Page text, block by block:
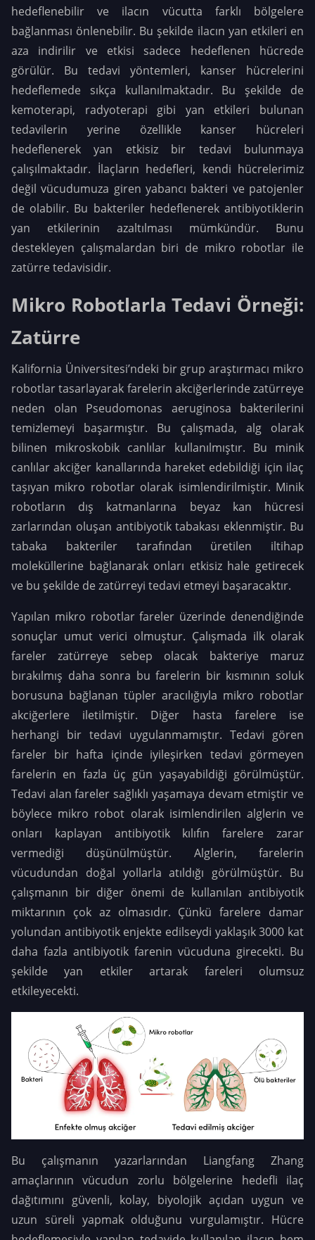
hedeflenebilir ve ilacın vücutta farklı bölgelere
bağlanması önlenebilir. Bu şekilde ilacın yan etkileri en
aza indirilir ve etkisi sadece hedeflenen hücrede
görülür. Bu tedavi yöntemleri, kanser hücrelerini
hedeflemede sıkça kullanılmaktadır. Bu şekilde de
kemoterapi, radyoterapi gibi yan etkileri bulunan
tedavilerin yerine özellikle kanser hücreleri
hedeflenerek yan etkisiz bir tedavi bulunmaya
çalışılmaktadır. İlaçların hedefleri, kendi hücrelerimiz
değil vücudumuza giren yabancı bakteri ve patojenler
de olabilir. Bu bakteriler hedeflenerek antibiyotiklerin
yan etkilerinin azaltılması mümkündür. Bunu
destekleyen çalışmalardan biri de mikro robotlar ile
zatürre tedavisidir.
Mikro Robotlarla Tedavi Örneği:
Zatürre
Kalifornia Üniversitesi’ndeki bir grup araştırmacı mikro
robotlar tasarlayarak farelerin akciğerlerinde zatürreye
neden olan Pseudomonas aeruginosa bakterilerini
temizlemeyi başarmıştır. Bu çalışmada, alg olarak
bilinen mikroskobik canlılar kullanılmıştır. Bu minik
canlılar akciğer kanallarında hareket edebildiği için ilaç
taşıyan mikro robotlar olarak isimlendirilmiştir. Minik
robotların dış katmanlarına beyaz kan hücresi
zarlarından oluşan antibiyotik tabakası eklenmiştir. Bu
tabaka bakteriler tarafından üretilen iltihap
moleküllerine bağlanarak onları etkisiz hale getirecek
ve bu şekilde de zatürreyi tedavi etmeyi başaracaktır.
Yapılan mikro robotlar fareler üzerinde denendiğinde
sonuçlar umut verici olmuştur. Çalışmada ilk olarak
fareler zatürreye sebep olacak bakteriye maruz
bırakılmış daha sonra bu farelerin bir kısmının soluk
borusuna bağlanan tüpler aracılığıyla mikro robotlar
akciğerlere iletilmiştir. Diğer hasta farelere ise
herhangi bir tedavi uygulanmamıştır. Tedavi gören
fareler bir hafta içinde iyileşirken tedavi görmeyen
farelerin en fazla üç gün yaşayabildiği görülmüştür.
Tedavi alan fareler sağlıklı yaşamaya devam etmiştir ve
böylece mikro robot olarak isimlendirilen alglerin ve
onları kaplayan antibiyotik kılıfın farelere zarar
vermediği düşünülmüştür. Alglerin, farelerin
vücudundan doğal yollarla atıldığı görülmüştür. Bu
çalışmanın bir diğer önemi de kullanılan antibiyotik
miktarının çok az olmasıdır. Çünkü farelere damar
yolundan antibiyotik enjekte edilseydi yaklaşık 3000 kat
daha fazla antibiyotik farenin vücuduna girecekti. Bu
şekilde yan etkiler artarak fareleri olumsuz
etkileyecekti.
Bu çalışmanın yazarlarından Liangfang Zhang
amaçlarının vücudun zorlu bölgelerine hedefli ilaç
dağıtımını güvenli, kolay, biyolojik açıdan uygun ve
uzun süreli yapmak olduğunu vurgulamıştır. Hücre